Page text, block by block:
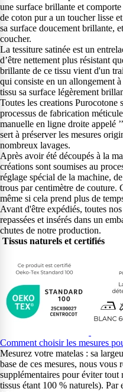
une surface brillante et
de coton pur a un toucher lisse
sa surface doucement brillante,
coucher.
La tessiture satinée est un
d’être nettement plus résistant
brillante de ce tissu vient d'un
qui consiste en un allongement
tissu sa surface légèrement
Toutes les creations Purocotone
processus de fabrication
manuelle en ligne droite appelé
sert à préserver les mesures
nombreux lavages.
Après avoir été découpés à la
créations sont soumises au
réglage spécial de la machine,
trous par centimètre de couture.
même si cela prend plus de
Avant d'être expédiés, toutes
repassées et insérés dans un
chutes de notre production.
Tissus naturels et certifiés
Comment choisir les mesures
Mesurez votre matelas : sa
base de ces mesures, nous
supplémentaires pour éviter tout
tissus étant 100 % naturels). Par